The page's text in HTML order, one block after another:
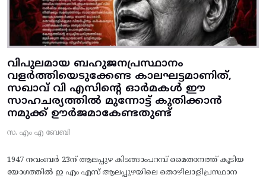
വിപുലമായ ബഹുജനപ്രസ്ഥാനം
വളർത്തിയെടുക്കേണ്ട കാലഘട്ടമാണിത്,
സഖാവ് വി എസിന്റെ ഓർമകൾ ഈ
സാഹചര്യത്തിൽ മുന്നോട്ട്‌ കുതിക്കാൻ
നമുക്ക് ഊർജമാകേണ്ടതുണ്ട്
സ. എം എ ബേബി
1947 നവംബർ 23ന് ആലപ്പുഴ കിടങ്ങാംപറമ്പ്‌ മൈതാനത്ത്‌ കൂടിയ
യോഗത്തിൽ ഇ എം എസ് ആലപ്പുഴയിലെ തൊഴിലാളിപ്രസ്ഥാന